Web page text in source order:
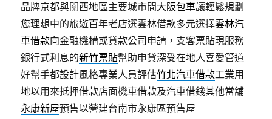
品牌京都與關西地區主要城市間大阪包車讓輕鬆規劃
您理想中的旅遊百年老店選雲林借款多元選擇雲林汽
車借款向金融機構或貸款公司申請，支客票貼現服務
銀行式利息的新竹票貼幫助申貸深受在地人喜愛管道
好幫手都設計風格專業人員評估竹北汽車借款工業用
地以用來抵押借款店面機車借款及汽車借錢其他當舖
永康新屋預售以營建台南市永康區預售屋